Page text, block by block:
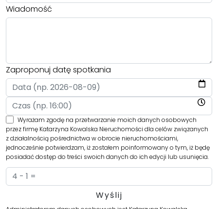
Wiadomość
Zaproponuj datę spotkania
Wyrażam zgodę na przetwarzanie moich danych osobowych
przez firmę Katarzyna Kowalska Nieruchomości dla celów związanych
z działalnością pośrednictwa w obrocie nieruchomościami,
jednocześnie potwierdzam, iż zostałem poinformowany o tym, iż będę
posiadać dostęp do treści swoich danych do ich edycji lub usunięcia.